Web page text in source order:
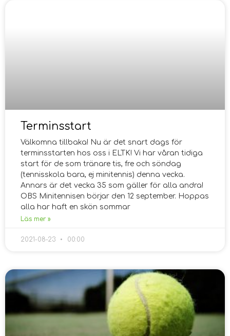
Terminsstart
Välkomna tillbaka! Nu är det snart dags för
terminsstarten hos oss i ELTK! Vi har våran tidiga
start för de som tränare tis, fre och söndag
(tennisskola bara, ej minitennis) denna vecka.
Annars är det vecka 35 som gäller för alla andra!
OBS Minitennisen börjar den 12 september. Hoppas
alla har haft en skön sommar
Läs mer »
2021-08-23 00:00